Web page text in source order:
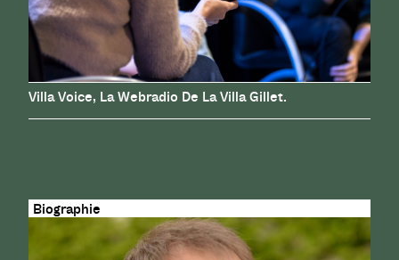
Villa Voice, La Webradio De La Villa Gillet.